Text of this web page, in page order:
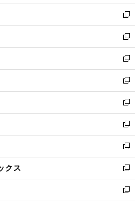
ウ
ィ
ン
ド
ウ
で
開
く
し
い
ウ
ィ
ン
ド
ウ
で
開
く
新
し
い
ウ
ィ
ン
ド
ウ
で
開
く
新
し
い
ウ
ィ
ン
ド
ウ
で
開
く
新
し
い
ウ
ィ
ン
ド
ウ
で
開
く
新
し
い
ウ
ィ
ン
ド
ウ
で
開
く
新
し
い
ウ
ィ
ン
ド
ウ
で
開
新
し
い
ウ
ィ
ン
ド
ウ
新
し
い
ウ
ィ
ン
クス
新
し
い
ウ
新
し